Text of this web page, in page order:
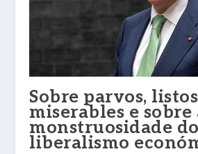
Sobre parvos,
miserables e sobre
monstruosidade do
liberalismo